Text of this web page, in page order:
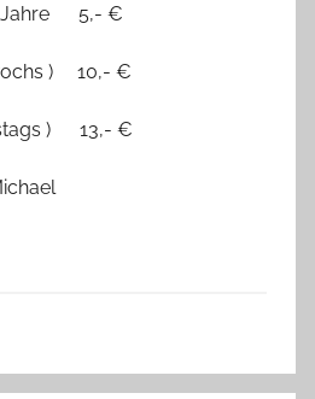
Jahre 5,- €
) 10,- €
) 13,- €